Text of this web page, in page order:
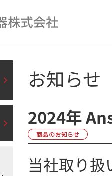
お知らせ
2024年
当社取り